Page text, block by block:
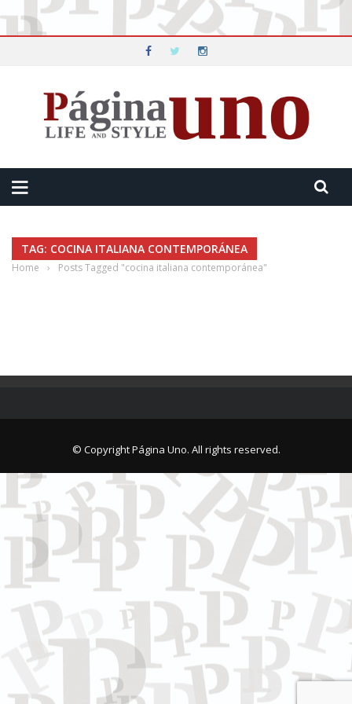
TAG: COCINA ITALIANA CONTEMPORÁNEA
Home › Posts Tagged "cocina italiana contemporánea"
© Copyright Página Uno. All rights reserved.